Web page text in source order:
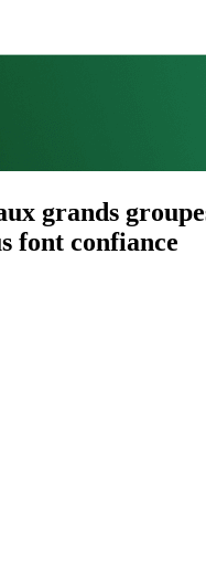
grands
font confiance